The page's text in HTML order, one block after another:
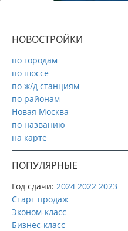
НОВОСТРОЙКИ
по городам
по шоссе
по ж/д станциям
по районам
Новая Москва
по названию
на карте
ПОПУЛЯРНЫЕ
Год сдачи: 2024 2022 2023
Старт продаж
Эконом-класс
Бизнес-класс